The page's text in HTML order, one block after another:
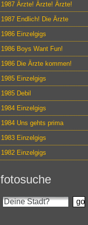
1987 Ärzte! Ärzte! Ärzte!
1987 Endlich! Die Ärzte
1986 Einzelgigs
1986 Boys Want Fun!
1986 Die Ärzte kommen!
1985 Einzelgigs
1985 Debil
1984 Einzelgigs
1984 Uns gehts prima
1983 Einzelgigs
1982 Einzelgigs
fotosuche